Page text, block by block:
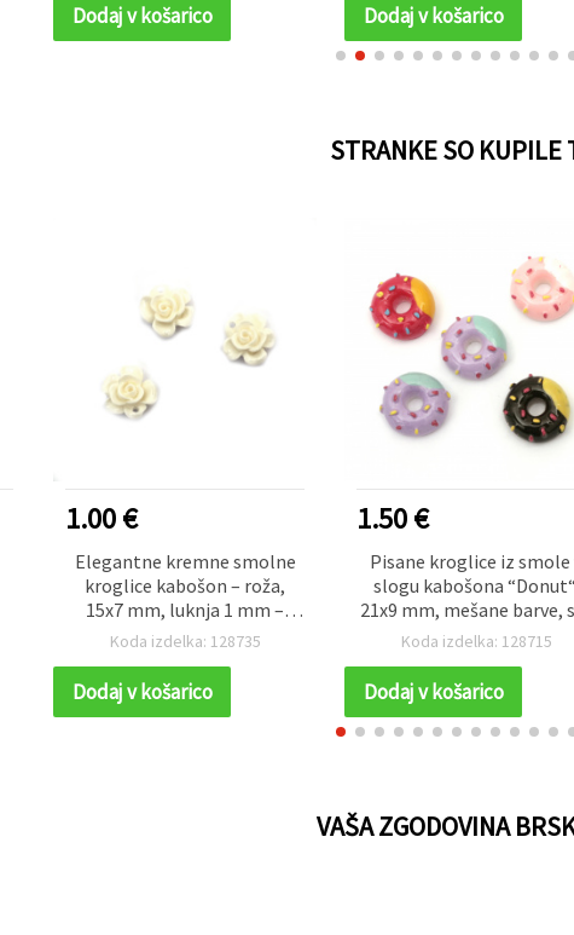
Dodaj v košarico Dodaj v košarico
STRANKE SO KUPILE
1.00 €
Elegantne kremne smolne
kroglice kabošon – roža,
15x7 mm, luknja 1 mm –
paket 10 kosov za nakit in
Koda izdelka: 128735
Dodaj v košarico
1.50 €
Pisane kroglice iz smole
slogu kabošona
21x9 mm, mešane barve,
5 kosov – za nakit,
DIY ustvarjanje
Koda izdelka: 128715
Dodaj v košarico
VAŠA ZGODOVINA